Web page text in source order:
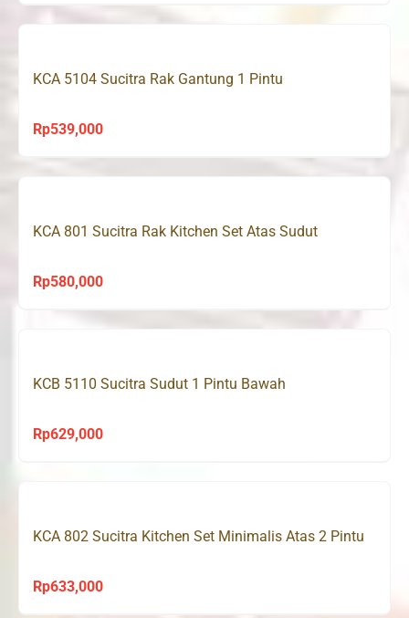
KCA 5104 Sucitra Rak Gantung 1 Pintu
Rp539,000
KCA 801 Sucitra Rak Kitchen Set Atas Sudut
Rp580,000
KCB 5110 Sucitra Sudut 1 Pintu Bawah
Rp629,000
KCA 802 Sucitra Kitchen Set Minimalis Atas 2 Pintu
Rp633,000